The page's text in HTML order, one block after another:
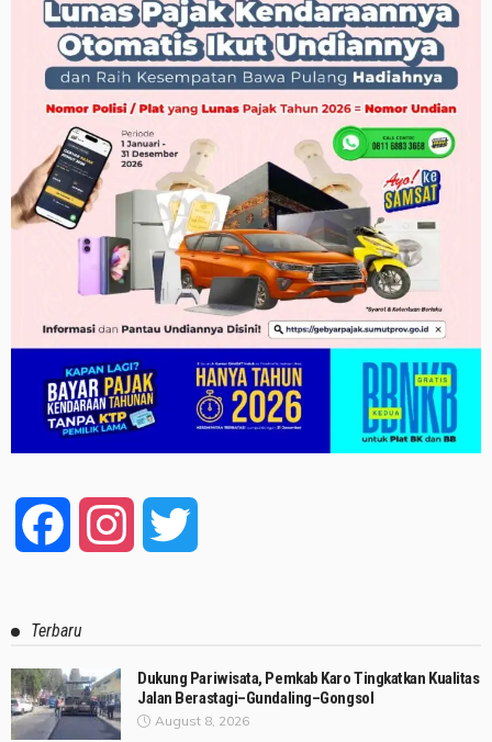
Facebook Instagram
Terbaru
Dukung Pariwisata, Pemkab Karo Tingkatkan Kualitas
Jalan Berastagi–Gundaling–Gongsol
August 8, 2026